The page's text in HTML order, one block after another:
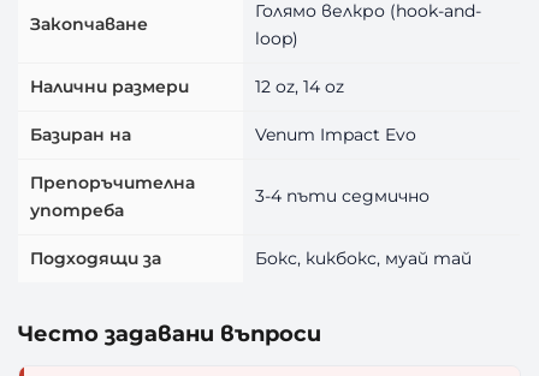
Закопчаване
Голямо велкро (hook-and-
loop)
Налични размери 12 oz, 14 oz
Базиран на Venum Impact Evo
Препоръчителна
употреба
3-4 пъти седмично
Подходящи за Бокс, кикбокс, муай тай
Често задавани въпроси